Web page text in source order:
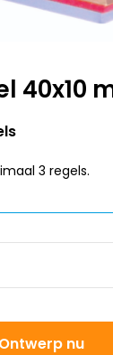
40x10
3 regels.
Ontwerp nu